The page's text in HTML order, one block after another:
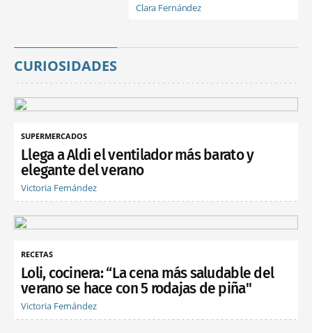
Clara Fernández
CURIOSIDADES
SUPERMERCADOS
Llega a Aldi el ventilador más barato y
elegante del verano
Victoria Fernández
RECETAS
Loli, cocinera: “La cena más saludable del
verano se hace con 5 rodajas de piña"
Victoria Fernández